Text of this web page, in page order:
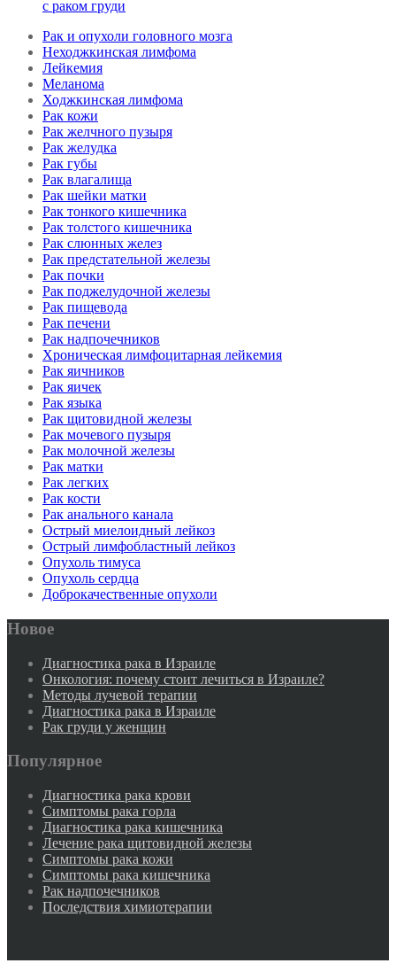
с раком груди
Рак и опухоли головного мозга
Неходжкинская лимфома
Лейкемия
Меланома
Ходжкинская лимфома
Рак кожи
Рак желчного пузыря
Рак желудка
Рак губы
Рак влагалища
Рак шейки матки
Рак тонкого кишечника
Рак толстого кишечника
Рак слюнных желез
Рак предстательной железы
Рак почки
Рак поджелудочной железы
Рак пищевода
Рак печени
Рак надпочечников
Хроническая лимфоцитарная лейкемия
Рак яичников
Рак яичек
Рак языка
Рак щитовидной железы
Рак мочевого пузыря
Рак молочной железы
Рак матки
Рак легких
Рак кости
Рак анального канала
Острый миелоидный лейкоз
Острый лимфобластный лейкоз
Опухоль тимуса
Опухоль сердца
Доброкачественные опухоли
Новое
Диагностика рака в Израиле
Онкология: почему стоит лечиться в Израиле?
Методы лучевой терапии
Диагностика рака в Израиле
Рак груди у женщин
Популярное
Диагностика рака крови
Симптомы рака горла
Диагностика рака кишечника
Лечение рака щитовидной железы
Симптомы рака кожи
Симптомы рака кишечника
Рак надпочечников
Последствия химиотерапии